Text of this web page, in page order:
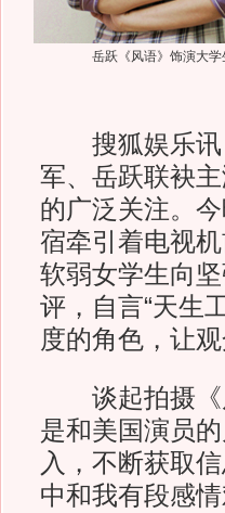
岳跃《风语》饰演大学
搜狐娱乐讯
军、岳跃联袂
的广泛关注。
宿牵引着电视
软弱女学生向
评，自言“天生
度的角色，让
谈起拍摄《
是和美国演员
入，不断获取
中和我有段感